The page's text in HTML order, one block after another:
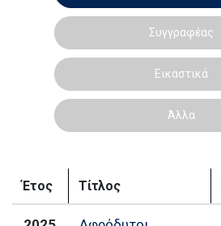
Συγγραφέας
Εικαστικά
Άλλα
Έτος Τίτλος